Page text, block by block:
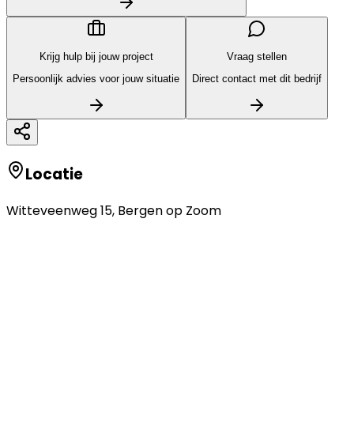
Krijg hulp bij jouw project
Persoonlijk advies voor jouw situatie
Vraag stellen
Direct contact met dit bedrijf
Locatie
Witteveenweg 15, Bergen op Zoom